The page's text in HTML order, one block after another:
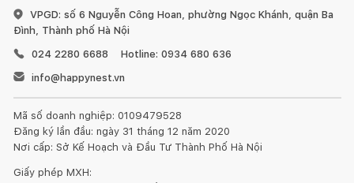
VPGD: số 6 Nguyễn Công Hoan, phường Ngọc Khánh, quận Ba
Đình, Thành phố Hà Nội
024 2280 6688
Hotline: 0934 680 636
info@happynest.vn
Mã số doanh nghiệp: 0109479528
Đăng ký lần đầu: ngày 31 tháng 12 năm 2020
Nơi cấp: Sở Kế Hoạch và Đầu Tư Thành Phố Hà Nội
Giấy phép MXH: